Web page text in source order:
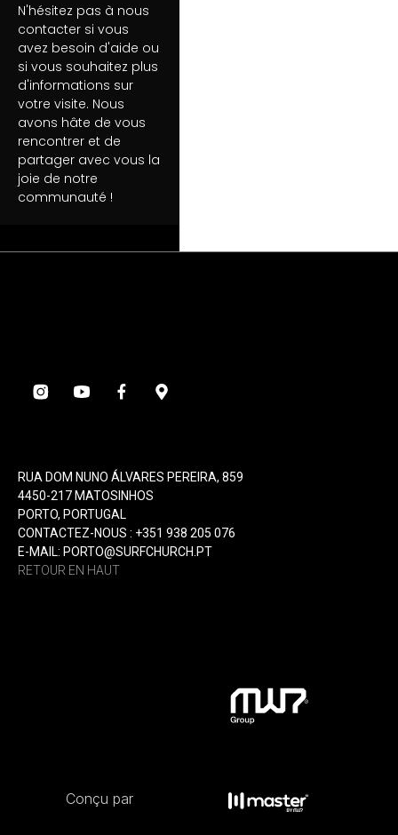
N'hésitez pas à nous
contacter si vous
avez besoin d'aide ou
si vous souhaitez plus
d'informations sur
votre visite. Nous
avons hâte de vous
rencontrer et de
partager avec vous la
joie de notre
communauté !
RUA DOM NUNO ÁLVARES PEREIRA, 859
4450-217 MATOSINHOS
PORTO, PORTUGAL
CONTACTEZ-NOUS : +351 938 205 076
E-MAIL: PORTO@SURFCHURCH.PT
RETOUR EN HAUT
Conçu par